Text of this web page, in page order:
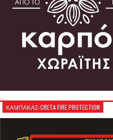
ΚΑΜΠΑΚΑΣ-CRETA FIRE PROTECTION